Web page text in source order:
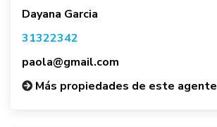
Dayana Garcia
31322342
paola@gmail.com
Más propiedades de este agente